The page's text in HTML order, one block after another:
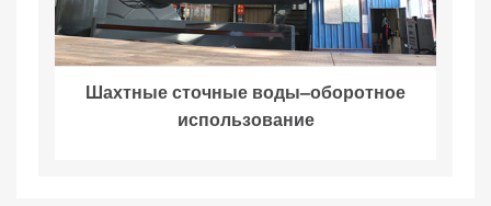
Шахтные сточные воды–оборотное
использование